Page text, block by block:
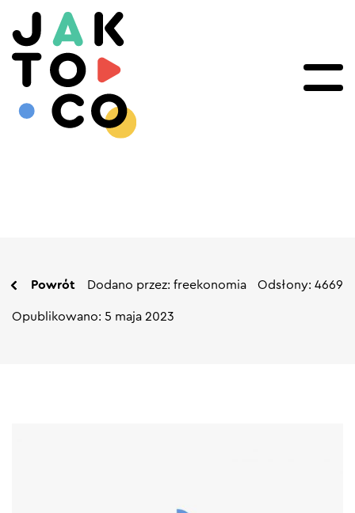
Powrót Dodano przez: freekonomia Odsłony: 4669
Opublikowano: 5 maja 2023